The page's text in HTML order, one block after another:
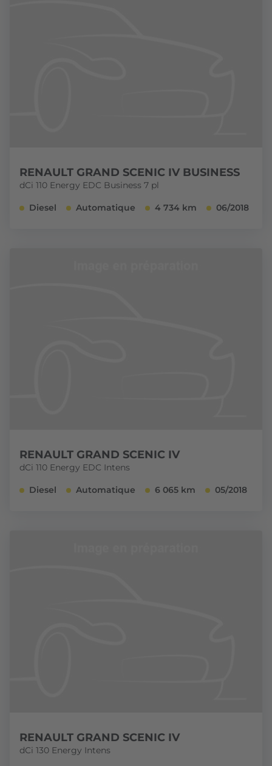
RENAULT GRAND SCENIC IV BUSINESS
dCi 110 Energy EDC Business 7 pl
Diesel Automatique 4 734 km 06/2018
RENAULT GRAND SCENIC IV
dCi 110 Energy EDC Intens
Diesel Automatique 6 065 km 05/2018
RENAULT GRAND SCENIC IV
dCi 130 Energy Intens